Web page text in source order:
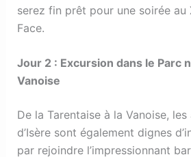
serez fin prêt pour une soirée au
Face.
Jour 2 : Excursion dans le Parc
Vanoise
De la Tarentaise à la Vanoise,
d’Isère sont également dignes
par rejoindre l’impressionnant